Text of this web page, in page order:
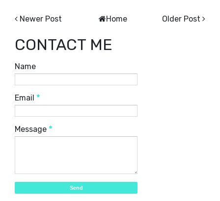
Newer Post Older Post
Home
CONTACT ME
Name
Email *
Message *